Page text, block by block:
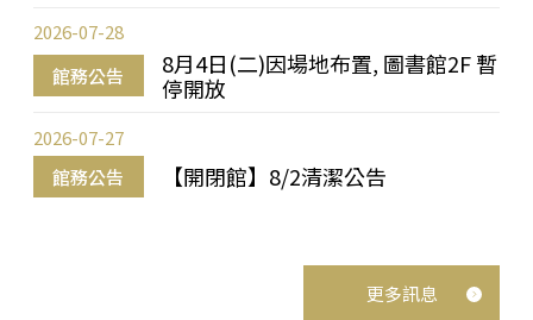
館務公告
8月4日(二)因場地布置, 圖書館2F 暫
停開放
2026-07-28
館務公告 【開閉館】8/2清潔公告
2026-07-27
更多訊息